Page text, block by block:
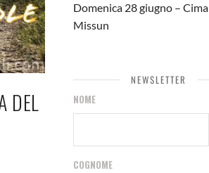
DEL
Domenica 28 giugno – Cima
Missun
NEWSLETTER
NOME
COGNOME